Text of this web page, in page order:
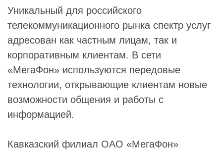
Уникальный для российского
телекоммуникационного рынка спектр услуг
адресован как частным лицам, так и
корпоративным клиентам. В сети
«МегаФон» используются передовые
технологии, открывающие клиентам новые
возможности общения и работы с
информацией.
Кавказский филиал ОАО «МегаФон»